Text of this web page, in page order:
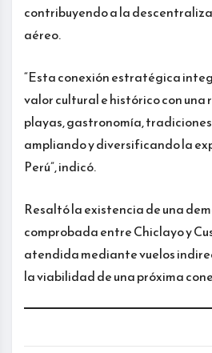
contribuyendo a la
aéreo.
“Esta conexión estratégica
valor cultural e histórico con
playas, gastronomía,
ampliando y diversificando la
Perú”, indicó.
Resaltó la existencia de una
comprobada entre Chiclayo y
atendida mediante vuelos
la viabilidad de una próxima